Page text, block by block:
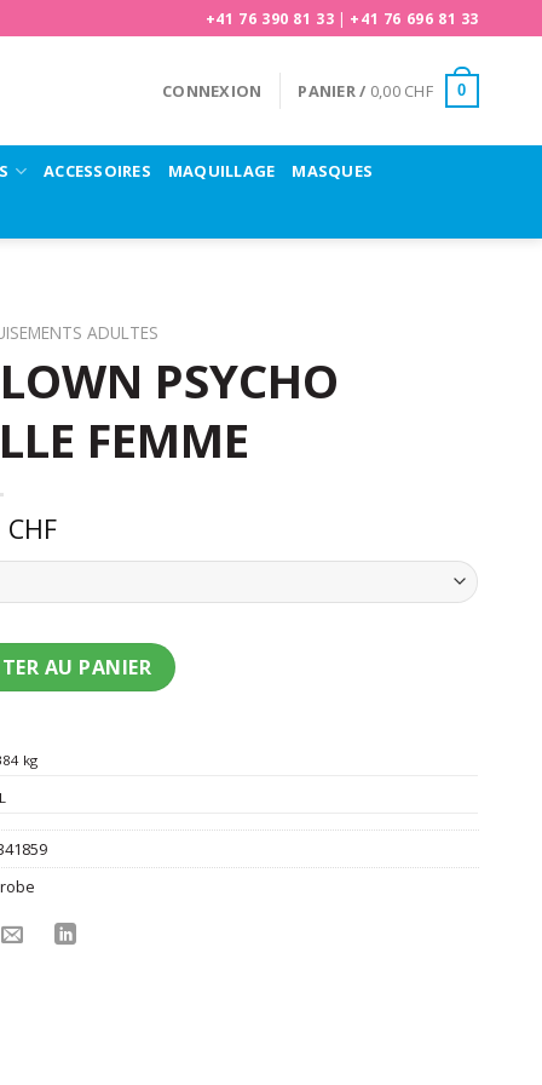
+41 76 390 81 33 | +41 76 696 81 33
CONNEXION PANIER / 0,00 CHF 0
ACCESSOIRES MAQUILLAGE MASQUES
ADULTES
PSYCHO
FEMME
CHF
clown psycho grande taille femme
AU PANIER
kg